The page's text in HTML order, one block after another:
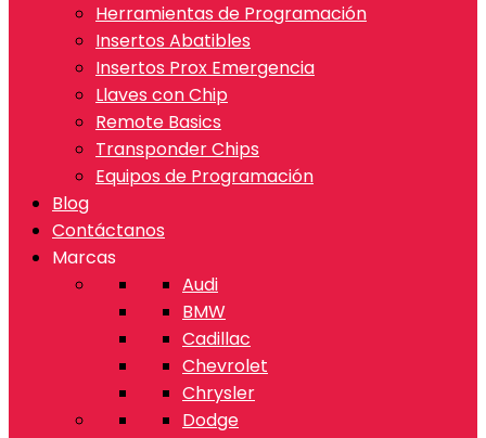
Herramientas de Programación
Insertos Abatibles
Insertos Prox Emergencia
Llaves con Chip
Remote Basics
Transponder Chips
Equipos de Programación
Blog
Contáctanos
Marcas
Audi
BMW
Cadillac
Chevrolet
Chrysler
Dodge